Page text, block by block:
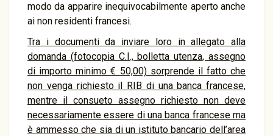
modo da apparire inequivocabilmente aperto anche
ai non residenti francesi.
Tra i documenti da inviare loro in allegato alla
domanda (fotocopia C.I., bolletta utenza, assegno
di importo minimo € 50,00) sorprende il fatto che
non venga richiesto il RIB di una banca francese,
mentre il consueto assegno richiesto non deve
necessariamente essere di una banca francese ma
è ammesso che sia di un istituto bancario dell’area